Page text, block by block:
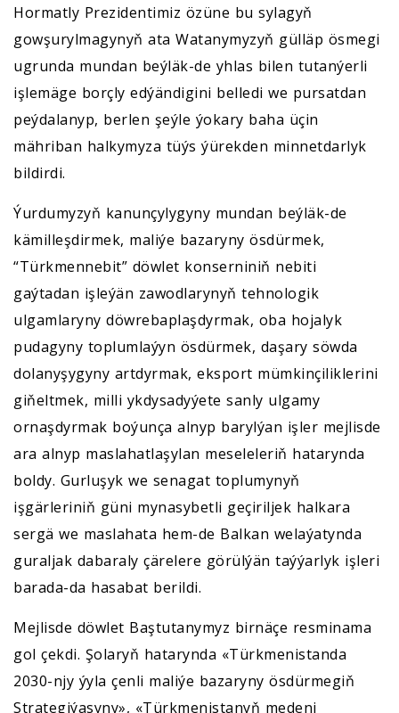
Hormatly Prezidentimiz özüne bu sylagyň
gowşurylmagynyň ata Watanymyzyň gülläp ösmegi
ugrunda mundan beýläk-de yhlas bilen tutanýerli
işlemäge borçly edýändigini belledi we pursatdan
peýdalanyp, berlen şeýle ýokary baha üçin
mähriban halkymyza tüýs ýürekden minnetdarlyk
bildirdi.
Ýurdumyzyň kanunçylygyny mundan beýläk-de
kämilleşdirmek, maliýe bazaryny ösdürmek,
“Türkmennebit” döwlet konserniniň nebiti
gaýtadan işleýän zawodlarynyň tehnologik
ulgamlaryny döwrebaplaşdyrmak, oba hojalyk
pudagyny toplumlaýyn ösdürmek, daşary söwda
dolanyşygyny artdyrmak, eksport mümkinçiliklerini
giňeltmek, milli ykdysadyýete sanly ulgamy
ornaşdyrmak boýunça alnyp barylýan işler mejlisde
ara alnyp maslahatlaşylan meseleleriň hatarynda
boldy. Gurluşyk we senagat toplumynyň
işgärleriniň güni mynasybetli geçiriljek halkara
sergä we maslahata hem-de Balkan welaýatynda
guraljak dabaraly çärelere görülýän taýýarlyk işleri
barada-da hasabat berildi.
Mejlisde döwlet Baştutanymyz birnäçe resminama
gol çekdi. Şolaryň hatarynda «Türkmenistanda
2030-njy ýyla çenli maliýe bazaryny ösdürmegiň
Strategiýasyny», «Türkmenistanyň medeni